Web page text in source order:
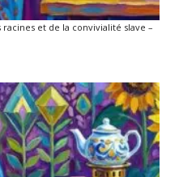
racines et de la convivialité slave –